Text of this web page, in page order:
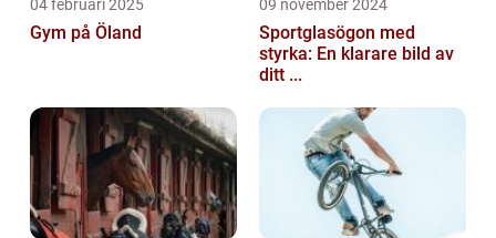
04 februari 2025
Gym på Öland
09 november 2024
Sportglasögon med
styrka: En klarare bild av
ditt ...